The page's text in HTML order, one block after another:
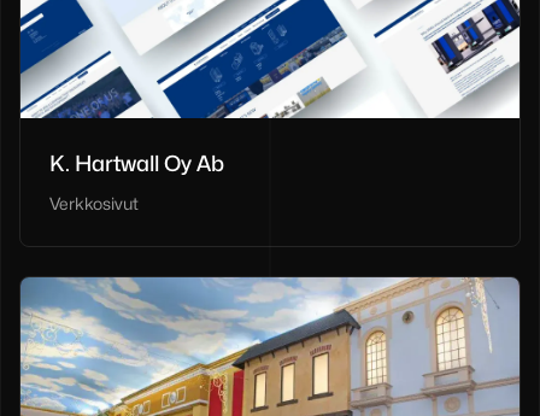
K. Hartwall Oy Ab
Verkkosivut